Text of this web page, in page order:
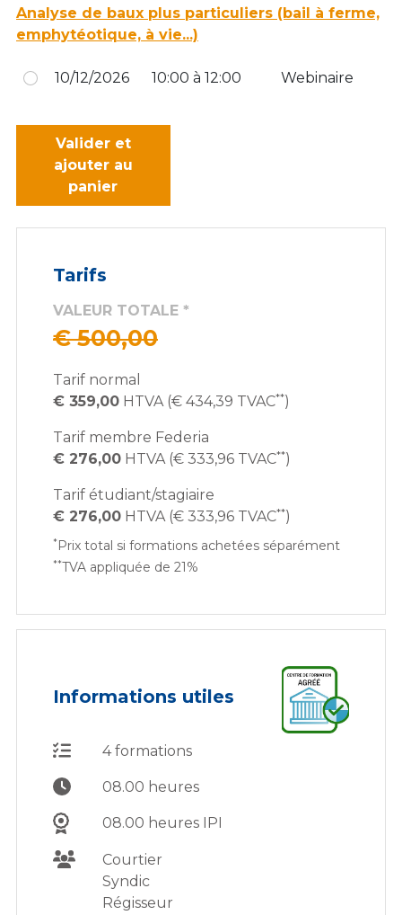
Analyse de baux plus particuliers (bail à ferme,
emphytéotique, à vie...)
10/12/2026 10:00 à 12:00 Webinaire
Valider et
ajouter au
panier
Tarifs
VALEUR TOTALE *
€ 500,00
Tarif normal
€ 359,00 HTVA (€ 434,39 TVAC**)
Tarif membre Federia
€ 276,00 HTVA (€ 333,96 TVAC**)
Tarif étudiant/stagiaire
€ 276,00 HTVA (€ 333,96 TVAC**)
* Prix total si formations achetées séparément
**TVA appliquée de 21%
Informations utiles
4 formations
08.00 heures
08.00 heures IPI
Courtier
Syndic
Régisseur